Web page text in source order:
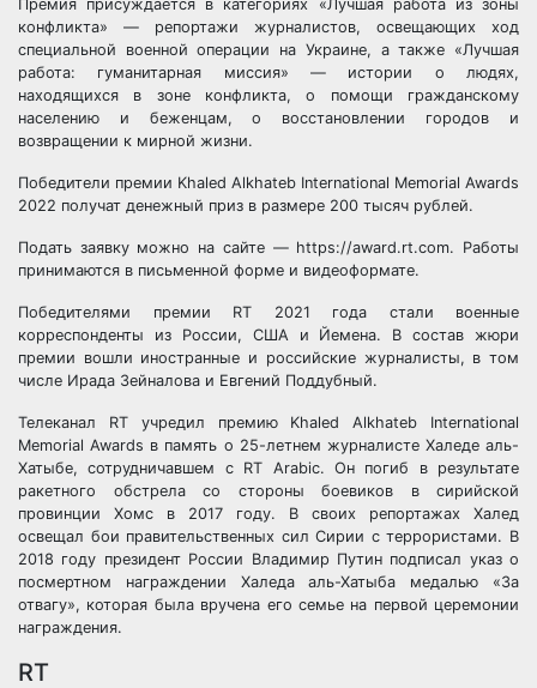
Премия присуждается в категориях «Лучшая работа из зоны
конфликта» — репортажи журналистов, освещающих ход
специальной военной операции на Украине, а также «Лучшая
работа: гуманитарная миссия» — истории о людях,
находящихся в зоне конфликта, о помощи гражданскому
населению и беженцам, о восстановлении городов и
возвращении к мирной жизни.
Победители премии Khaled Alkhateb International Memorial Awards
2022 получат денежный приз в размере 200 тысяч рублей.
Подать заявку можно на сайте — https://award.rt.com. Работы
принимаются в письменной форме и видеоформате.
Победителями премии RT 2021 года стали военные
корреспонденты из России, США и Йемена. В состав жюри
премии вошли иностранные и российские журналисты, в том
числе Ирада Зейналова и Евгений Поддубный.
Телеканал RT учредил премию Khaled Alkhateb International
Memorial Awards в память о 25-летнем журналисте Халеде аль-
Хатыбе, сотрудничавшем с RT Arabic. Он погиб в результате
ракетного обстрела со стороны боевиков в сирийской
провинции Хомс в 2017 году. В своих репортажах Халед
освещал бои правительственных сил Сирии с террористами. В
2018 году президент России Владимир Путин подписал указ о
посмертном награждении Халеда аль-Хатыба медалью «За
отвагу», которая была вручена его семье на первой церемонии
награждения.
RT